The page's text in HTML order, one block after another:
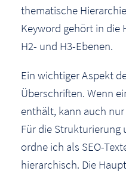
thematische
Keyword gehört in die
H2- und H3-Ebenen.
Ein wichtiger Aspekt
Überschriften. Wenn
enthält, kann auch
Für die Strukturierung
ordne ich als SEO-
hierarchisch. Die